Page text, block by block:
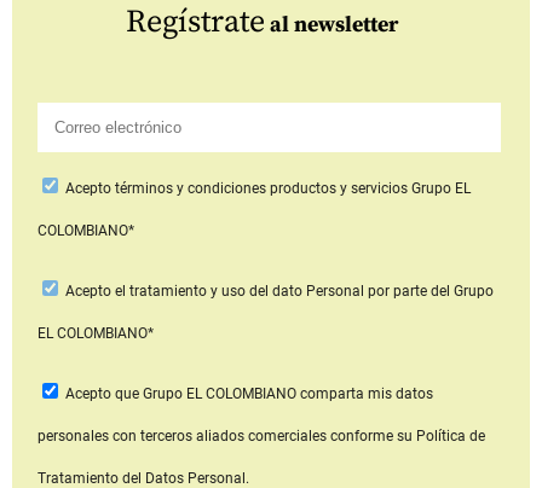
Regístrate al newsletter
Aceptotérminos y condiciones productos y serviciosGrupo EL
COLOMBIANO*
Acepto el tratamiento y uso del dato Personal por parte del Grupo
EL COLOMBIANO*
Acepto que Grupo EL COLOMBIANOcomparta mis datos
personales con terceros aliados comerciales conforme su Política de
Tratamiento del Datos Personal.